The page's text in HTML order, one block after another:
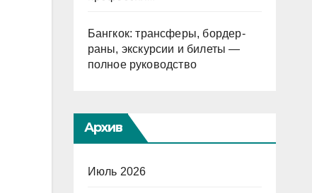
Бангкок: трансферы, бордер-
раны, экскурсии и билеты —
полное руководство
Архив
Июль 2026